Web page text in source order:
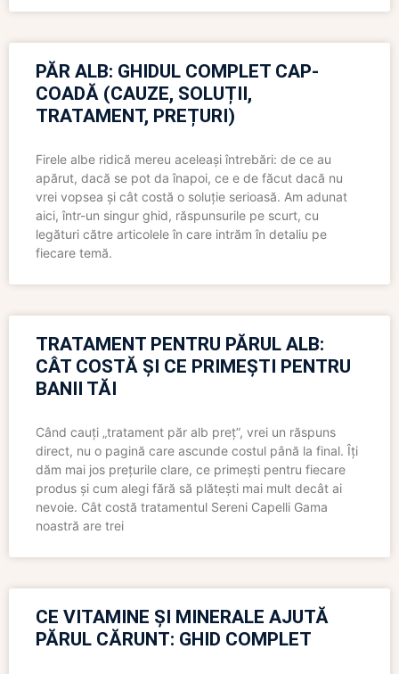
PĂR ALB: GHIDUL COMPLET CAP-
COADĂ (CAUZE, SOLUȚII,
TRATAMENT, PREȚURI)
Firele albe ridică mereu aceleași întrebări: de ce au
apărut, dacă se pot da înapoi, ce e de făcut dacă nu
vrei vopsea și cât costă o soluție serioasă. Am adunat
aici, într-un singur ghid, răspunsurile pe scurt, cu
legături către articolele în care intrăm în detaliu pe
fiecare temă.
TRATAMENT PENTRU PĂRUL ALB:
CÂT COSTĂ ȘI CE PRIMEȘTI PENTRU
BANII TĂI
Când cauți „tratament păr alb preț”, vrei un răspuns
direct, nu o pagină care ascunde costul până la final. Îți
dăm mai jos prețurile clare, ce primești pentru fiecare
produs și cum alegi fără să plătești mai mult decât ai
nevoie. Cât costă tratamentul Sereni Capelli Gama
noastră are trei
CE VITAMINE ȘI MINERALE AJUTĂ
PĂRUL CĂRUNT: GHID COMPLET